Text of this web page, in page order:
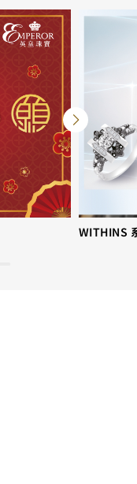
WITHINS